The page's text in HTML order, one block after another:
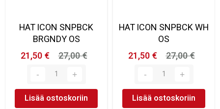
HAT ICON SNPBCK
BRGNDY OS
21,50 €
27,00 €
Lisää ostoskoriin
HAT ICON SNPBCK WH
OS
21,50 €
27,00 €
Lisää ostoskoriin